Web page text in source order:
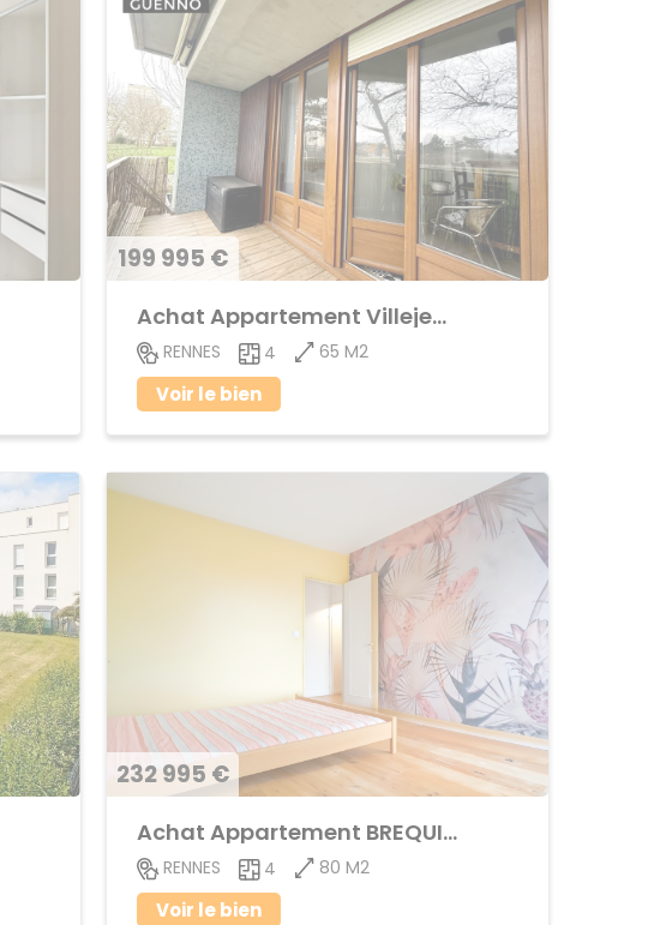
199 995 €
Achat Appartement Villejean
RENNES 4 65 M2
Voir le bien
232 995 €
Achat Appartement BREQUIGNY
RENNES 4 80 M2
Voir le bien